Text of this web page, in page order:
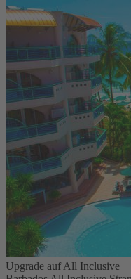
Upgrade auf All Inclusive